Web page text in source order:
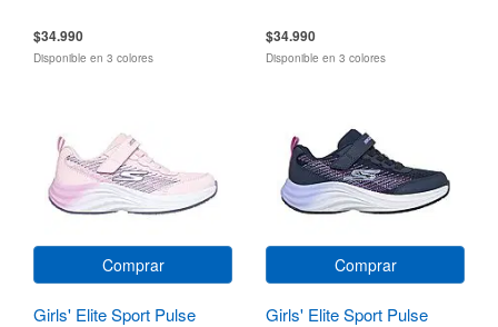
$34.990
Disponible en 3 colores
$34.990
Disponible en 3 colores
Comprar
Girls' Elite Sport Pulse
Comprar
Girls' Elite Sport Pulse